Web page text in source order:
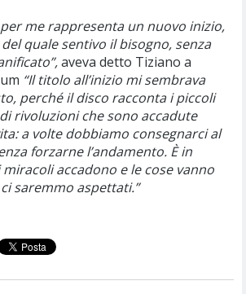
me rappresenta un nuovo inizio,
quale sentivo il bisogno, senza
aveva detto Tiziano a
“Il titolo all’inizio mi sembrava
perché il disco racconta i piccoli
rivoluzioni che sono accadute
a volte dobbiamo consegnarci al
forzarne l’andamento. È in
miracoli accadono e le cose vanno
saremmo aspettati.”